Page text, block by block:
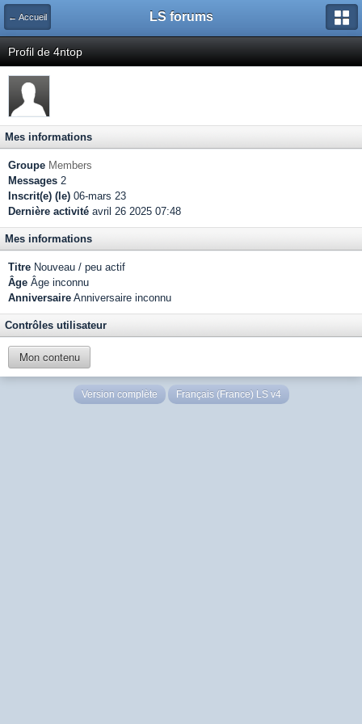
← Accueil LS forums
Profil de 4ntop
Mes informations
Groupe Members
Messages 2
Inscrit(e) (le) 06-mars 23
Dernière activité avril 26 2025 07:48
Mes informations
Titre Nouveau / peu actif
Âge Âge inconnu
Anniversaire Anniversaire inconnu
Contrôles utilisateur
Mon contenu
Version complète Français (France) LS v4